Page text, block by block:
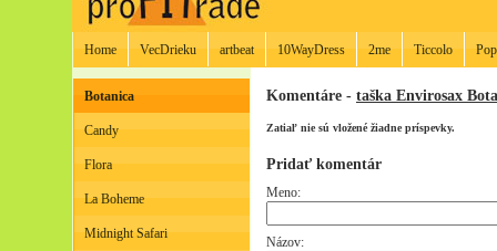
Home VecDrieku artbeat 10WayDress 2me Ticcolo
Botanica
Candy
Flora
La Boheme
Midnight Safari
Komentáre - taška Envirosax
Zatiaľ nie sú vložené žiadne príspevky.
Pridať komentár
Meno:
Názov: